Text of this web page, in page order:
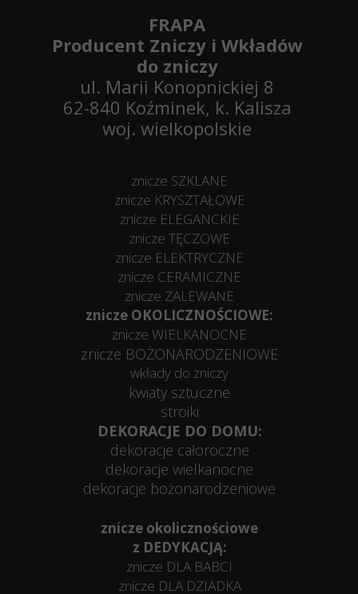
FRAPA
Producent Zniczy i Wkładów
do zniczy
ul. Marii Konopnickiej 8
62-840 Koźminek, k. Kalisza
woj. wielkopolskie
znicze SZKLANE
znicze KRYSZTAŁOWE
znicze ELEGANCKIE
znicze TĘCZOWE
znicze ELEKTRYCZNE
znicze CERAMICZNE
znicze ZALEWANE
znicze OKOLICZNOŚCIOWE:
znicze WIELKANOCNE
znicze BOŻONARODZENIOWE
wkłady do zniczy
kwiaty sztuczne
stroiki
DEKORACJE DO DOMU:
dekoracje całoroczne
dekoracje wielkanocne
dekoracje bożonarodzeniowe
znicze okolicznościowe
z DEDYKACJĄ:
znicze DLA BABCI
znicze DLA DZIADKA